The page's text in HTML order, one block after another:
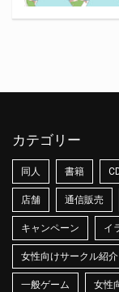
カテゴリー
同人 書籍
店舗 通信販売
キャンペーン イ
女性向けサークル紹介
一般ゲーム 女性